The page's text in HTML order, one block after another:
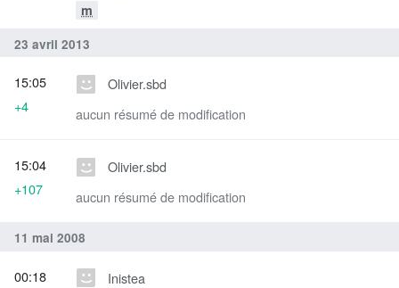
m
23 avril 2013
Olivier.sbd
aucun résumé de modification
15:05
+4
Olivier.sbd
aucun résumé de modification
15:04
+107
11 mai 2008
Inistea
00:18